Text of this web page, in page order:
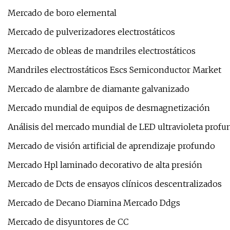
Mercado de boro elemental
Mercado de pulverizadores electrostáticos
Mercado de obleas de mandriles electrostáticos
Mandriles electrostáticos Escs Semiconductor Market
Mercado de alambre de diamante galvanizado
Mercado mundial de equipos de desmagnetización
Análisis del mercado mundial de LED ultravioleta
Mercado de visión artificial de aprendizaje profundo
Mercado Hpl laminado decorativo de alta presión
Mercado de Dcts de ensayos clínicos descentralizados
Mercado de Decano Diamina Mercado Ddgs
Mercado de disyuntores de CC